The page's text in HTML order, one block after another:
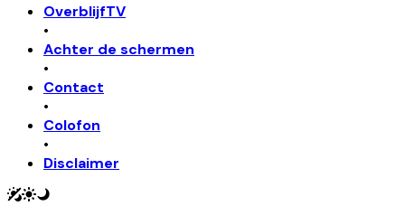
OverblijfTV
•
Achter de schermen
•
Contact
•
Colofon
•
Disclaimer